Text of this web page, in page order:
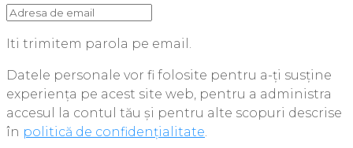
Iti trimitem parola pe email.
Datele personale vor fi folosite pentru a-ți susține
experiența pe acest site web, pentru a administra
accesul la contul tău și pentru alte scopuri descrise
în politică de confidențialitate.